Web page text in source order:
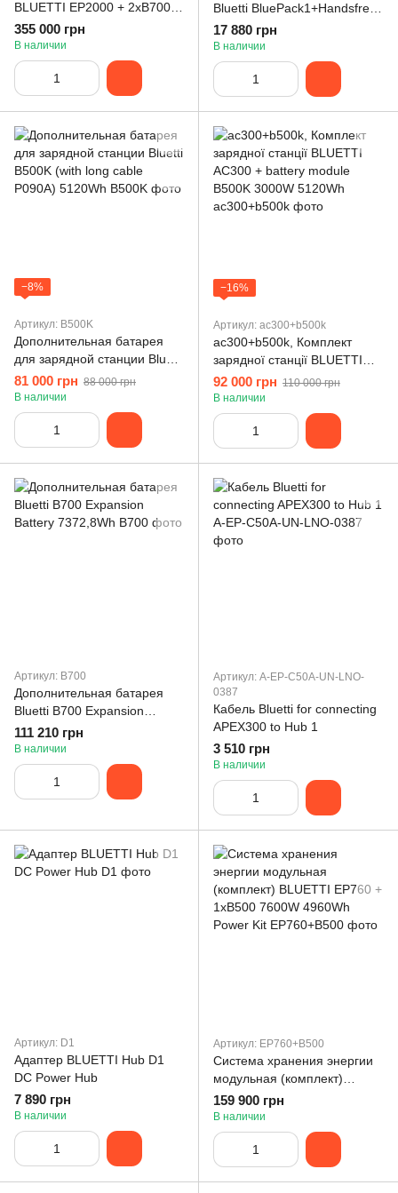
BLUETTI EP2000 + 2хB700
Home Battery Backup
355 000 грн
В наличии
Bluetti BluePack1+Handsfree
1
17 880 грн
В наличии
−8%
Артикул: B500K
Дополнительная батарея
для зарядной станции Bluetti
B500K (with long cable
P090A) 5120Wh
81 000 грн 88 000 грн
В наличии
−16%
Артикул: ac300+b500k
ac300+b500k, Комплект
зарядної станції BLUETTI
AC300 + battery module
B500K 3000W 5120Wh
92 000 грн 110 000 грн
В наличии
Артикул: B700
Дополнительная батарея
Bluetti B700 Expansion
Battery 7372,8Wh
111 210 грн
В наличии
Артикул: A-EP-C50A-UN-LNO-
0387
Кабель Bluetti for connecting
APEX300 to Hub 1
3 510 грн
В наличии
Артикул: D1
Адаптер BLUETTI Hub D1
DC Power Hub
7 890 грн
В наличии
Артикул: EP760+B500
Система хранения энергии
модульная (комплект)
BLUETTI EP760 + 1xB500
7600W 4960Wh Power Kit
159 900 грн
В наличии